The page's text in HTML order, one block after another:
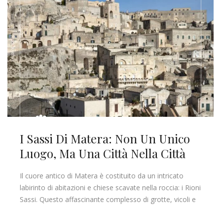
I Sassi Di Matera: Non Un Unico
Luogo, Ma Una Città Nella Città
Il cuore antico di Matera è costituito da un intricato
labirinto di abitazioni e chiese scavate nella roccia: i Rioni
Sassi. Questo affascinante complesso di grotte, vicoli e